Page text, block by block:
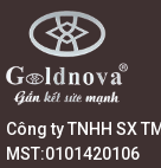
Công ty TNHH SX
MST:0101420106